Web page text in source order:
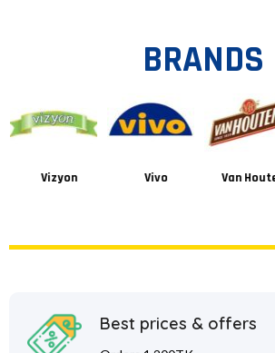
BRANDS
Vizyon Vivo Van
Best prices & offers